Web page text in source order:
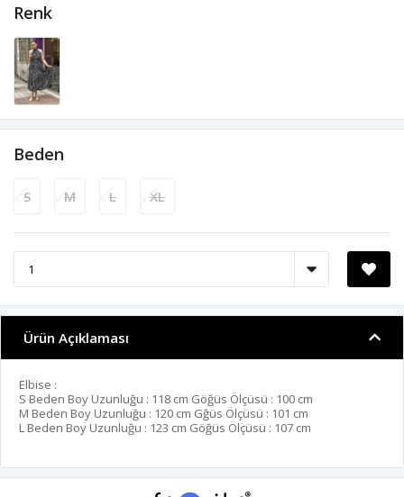
Renk
Beden
S M L XL
Ürün Açıklaması
Elbise :
S Beden Boy Uzunluğu : 118 cm Göğüs Ölçüsü : 100 cm
M Beden Boy Uzunluğu : 120 cm Gğüs Ölçüsü : 101 cm
L Beden Boy Uzunluğu : 123 cm Göğüs Ölçüsü : 107 cm